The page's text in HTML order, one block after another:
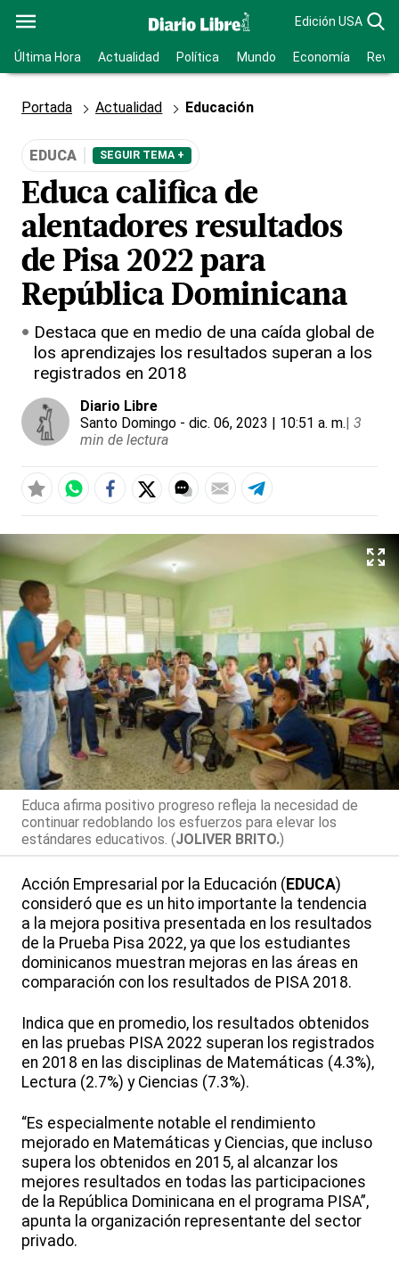
Edición USA
Última Hora Actualidad Política Mundo Economía
Portada Actualidad Educación
EDUCA SEGUIR TEMA +
Educa califica de
alentadores resultados
de Pisa 2022 para
República Dominicana
Destaca que en medio de una caída global de
los aprendizajes los resultados superan a los
registrados en 2018
Diario Libre
Santo Domingo - dic. 06, 2023 | 10:51 a. m.| 3
min de lectura
Educa afirma positivo progreso refleja la necesidad de
continuar redoblando los esfuerzos para elevar los
estándares educativos. (JOLIVER BRITO.)
Acción Empresarial por la Educación ( EDUCA)
consideró que es un hito importante la tendencia
a la mejora positiva presentada en los resultados
de la Prueba Pisa 2022, ya que los estudiantes
dominicanos muestran mejoras en las áreas en
comparación con los resultados de PISA 2018.
Indica que en promedio, los resultados obtenidos
en las pruebas PISA 2022 superan los registrados
en 2018 en las disciplinas de Matemáticas (4.3%),
Lectura (2.7%) y Ciencias (7.3%).
“Es especialmente notable el rendimiento
mejorado en Matemáticas y Ciencias, que incluso
supera los obtenidos en 2015, al alcanzar los
mejores resultados en todas las participaciones
de la República Dominicana en el programa PISA”,
apunta la organización representante del sector
privado.